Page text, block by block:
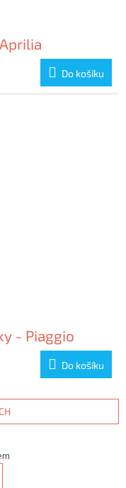
Do košíku
- Piaggio
Do košíku